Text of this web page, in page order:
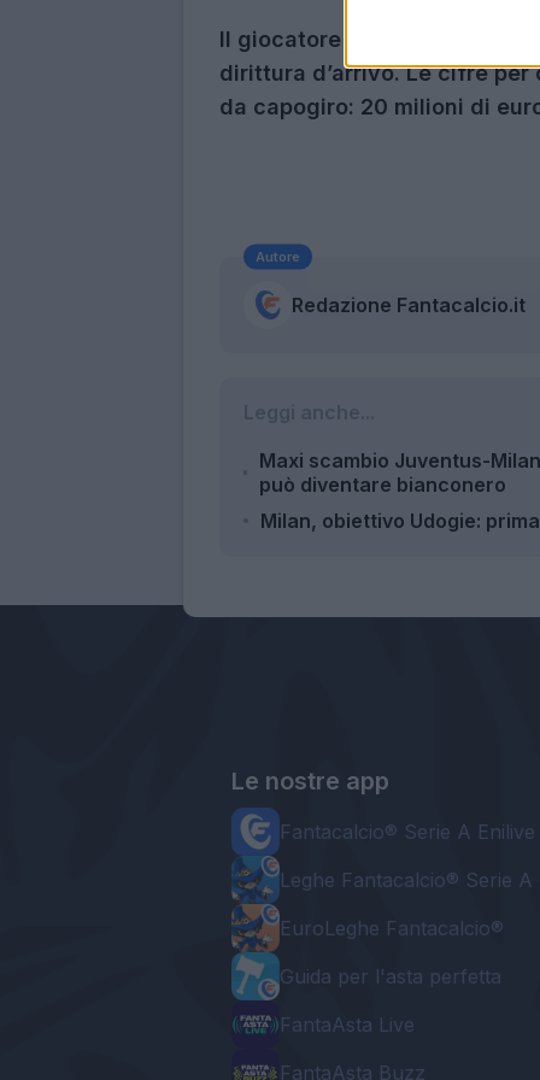
Il giocatore ha già incontrato
dirittura d’arrivo. Le cifre
da capogiro: 20 milioni di
Autore
Redazione Fantacalcio.it
Maxi scambio Juventus-
può diventare bianconero
Milan, obiettivo Udogie:
Le nostre app
Fantacalcio® Serie A Enilive
Leghe Fantacalcio® Serie A
EuroLeghe Fantacalcio®
Guida per l'asta perfetta
FantaAsta Live
FantaAsta Buzz